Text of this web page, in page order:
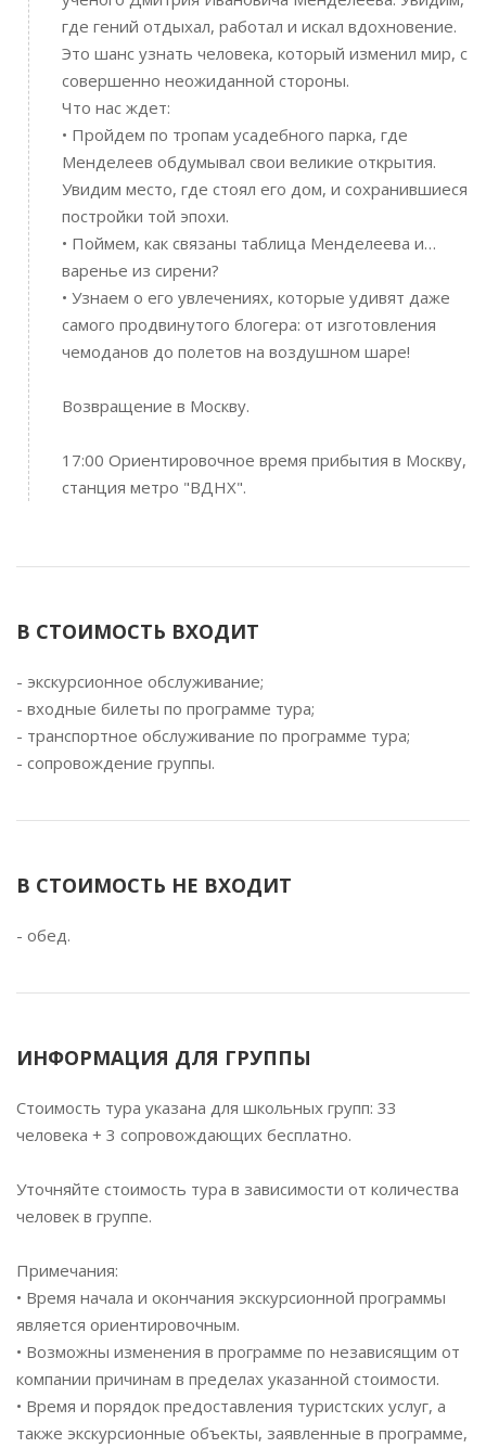
где гений отдыхал, работал и искал вдохновение.
Это шанс узнать человека, который изменил мир, с
совершенно неожиданной стороны.
Что нас ждет:
• Пройдем по тропам усадебного парка, где
Менделеев обдумывал свои великие открытия.
Увидим место, где стоял его дом, и сохранившиеся
постройки той эпохи.
• Поймем, как связаны таблица Менделеева и…
варенье из сирени?
• Узнаем о его увлечениях, которые удивят даже
самого продвинутого блогера: от изготовления
чемоданов до полетов на воздушном шаре!
Возвращение в Москву.
17:00 Ориентировочное время прибытия в Москву,
станция метро "ВДНХ".
В СТОИМОСТЬ ВХОДИТ
- экскурсионное обслуживание;
- входные билеты по программе тура;
- транспортное обслуживание по программе тура;
- сопровождение группы.
В СТОИМОСТЬ НЕ ВХОДИТ
- обед.
ИНФОРМАЦИЯ ДЛЯ ГРУППЫ
Стоимость тура указана для школьных групп: 33
человека + 3 сопровождающих бесплатно.
Уточняйте стоимость тура в зависимости от количества
человек в группе.
Примечания:
• Время начала и окончания экскурсионной программы
является ориентировочным.
• Возможны изменения в программе по независящим от
компании причинам в пределах указанной стоимости.
• Время и порядок предоставления туристских услуг, а
также экскурсионные объекты, заявленные в программе,